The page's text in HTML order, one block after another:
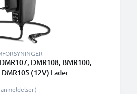
DMR108, BMR100,
(12V) Lader